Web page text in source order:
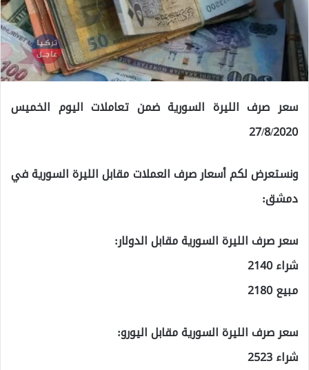
سعر صرف الليرة السورية ضمن تعاملات اليوم الخميس
27/8/2020
ونستعرض لكم أسعار صرف العملات مقابل الليرة السورية في
دمشق:
سعر صرف الليرة السورية مقابل الدولار:
شراء 2140
مبيع 2180
سعر صرف الليرة السورية مقابل اليورو:
شراء 2523